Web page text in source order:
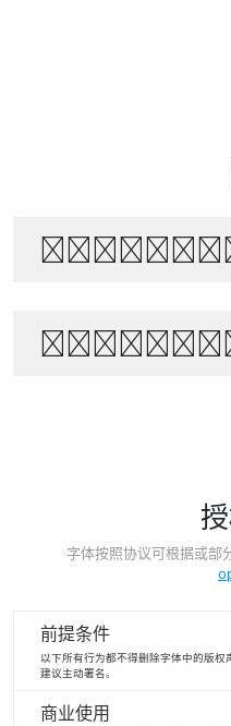
The
字体按照协议可根据或部
前提条件
以下所有行为都不得删除字体中的版
建议主动署名。
商业使用